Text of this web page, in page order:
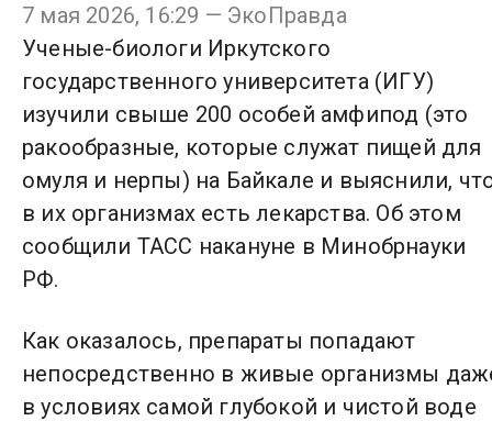
7 мая 2026, 16:29 — ЭкоПравда
Ученые-биологи Иркутского
государственного университета (ИГУ)
изучили свыше 200 особей амфипод (это
ракообразные, которые служат пищей для
омуля и нерпы) на Байкале и выяснили,
в их организмах есть лекарства. Об этом
сообщили ТАСС накануне в Минобрнауки
РФ.
Как оказалось, препараты попадают
непосредственно в живые организмы
в условиях самой глубокой и чистой воде